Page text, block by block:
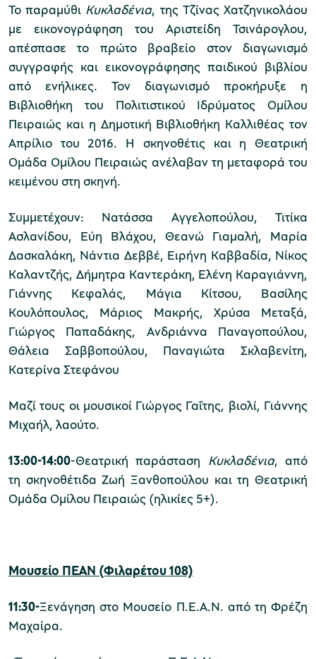
Το παραμύθι Κυκλαδένια, της Τζίνας Χατζηνικολάου
με εικονογράφηση του Αριστείδη Τσινάρογλου,
απέσπασε το πρώτο βραβείο στον διαγωνισμό
συγγραφής και εικονογράφησης παιδικού βιβλίου
από ενήλικες. Τον διαγωνισμό προκήρυξε η
Βιβλιοθήκη του Πολιτιστικού Ιδρύματος Ομίλου
Πειραιώς και η Δημοτική Βιβλιοθήκη Καλλιθέας τον
Απρίλιο του 2016. Η σκηνοθέτις και η Θεατρική
Ομάδα Ομίλου Πειραιώς ανέλαβαν τη μεταφορά του
κειμένου στη σκηνή.
Συμμετέχουν: Νατάσσα Αγγελοπούλου, Τιτίκα
Ασλανίδου, Εύη Βλάχου, Θεανώ Γιαμαλή, Μαρία
Δασκαλάκη, Νάντια Δεββέ, Ειρήνη Καββαδία, Νίκος
Καλαντζής, Δήμητρα Καντεράκη, Ελένη Καραγιάννη,
Γιάννης Κεφαλάς, Μάγια Κίτσου, Βασίλης
Κουλόπουλος, Μάριος Μακρής, Χρύσα Μεταξά,
Γιώργος Παπαδάκης, Ανδριάννα Παναγοπούλου,
Θάλεια Σαββοπούλου, Παναγιώτα Σκλαβενίτη,
Κατερίνα Στεφάνου
Μαζί τους οι μουσικοί Γιώργος Γαΐτης, βιολί, Γιάννης
Μιχαήλ, λαούτο.
13:00-14:00-Θεατρική παράσταση Κυκλαδένια, από
τη σκηνοθέτιδα Ζωή Ξανθοπούλου και τη Θεατρική
Ομάδα Ομίλου Πειραιώς (ηλικίες 5+).
Μουσείο ΠΕΑΝ (Φιλαρέτου 108)
11:30-Ξενάγηση στο Μουσείο Π.Ε.Α.Ν. από τη Φρέζη
Μαχαίρα.